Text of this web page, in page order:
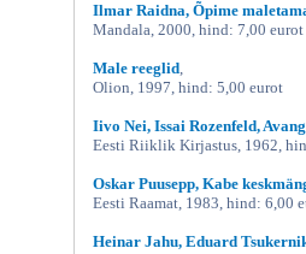
Ilmar Raidna, Õpime
Mandala, 2000, hind: 7,00 eurot
Male reeglid
Olion, 1997, hind: 5,00 eurot
Iivo Nei, Issai Rozenfeld,
Eesti Riiklik Kirjastus, 1962,
Oskar Puusepp, Kabe
Eesti Raamat, 1983, hind: 6,00
Heinar Jahu, Eduard